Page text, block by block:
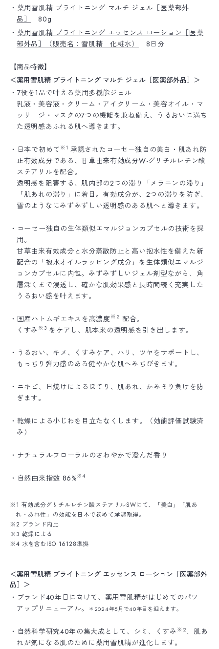
・ 薬用雪肌精 ブライトニング マルチ ジェル［医薬部外
品］
80g
・ 薬用雪肌精 ブライトニング エッセンス ローション［医薬
部外品］（販売名：雪肌精 化粧水）
8日分
【商品特徴】
＜薬用雪肌精 ブライトニング マルチ ジェル［医薬部外品］＞
・7役を1品で叶える薬用多機能ジェル
乳液・美容液・クリーム・アイクリーム・美容オイル・マ
ッサージ・マスクの7つの機能を兼ね備え、うるおいに満ち
た透明感あふれる肌へ導きます。
・日本で初めて ※1 承認されたコーセー独自の美白・肌あれ防
止有効成分である、甘草由来有効成分W-グリチルレチン酸
ステアリルを配合。
透明感を阻害する、肌内部の2つの滞り「メラニンの滞り」
「肌あれの滞り」に着目。有効成分が、2つの滞りを防ぎ、
雪のようなにみずみずしい透明感のある肌へと導きます。
・コーセー独自の生体類似エマルジョンカプセルの技術を採
用。
甘草由来有効成分と水分蒸散防止と高い抱水性を備えた新
配合の「抱水オイルラッピング成分」を生体類似エマルジ
ョンカプセルに内包。みずみずしいジェル剤型ながら、角
層深くまで浸透し、確かな肌効果感と長時間続く充実した
うるおい感を叶えます。
・国産ハトムギエキスを高濃度※2 配合。
くすみ ※3 をケアし、肌本来の透明感を引き出します。
・うるおい、キメ、くすみケア、ハリ、ツヤをサポートし、
もっちり弾力感のある健やかな肌へみちびきます。
・ニキビ、日焼けによるほてり、肌あれ、かみそり負けを防
ぎます。
・乾燥による小じわを目立たなくします。（効能評価試験済
み）
・ナチュラルフローラルのさわやかで澄んだ香り
・自然由来指数 86%※4
※1 有効成分グリチルレチン酸ステアリルSWにて、「美白」「肌あ
れ・あれ性」の効能を日本で初めて承認取得。
※2 ブランド内比
※3 乾燥による
※4 水を含むISO 16128準拠
＜薬用雪肌精 ブライトニング エッセンス ローション［医薬部外
品］＞
・ブランド40年目に向けて、薬用雪肌精がはじめてのパワー
アップリニューアル。
＊2024年5月で40年目を迎えます。
・自然科学研究40年の集大成として、シミ、くすみ ※2、肌あ
れが気になる肌のために薬用雪肌精が進化します。